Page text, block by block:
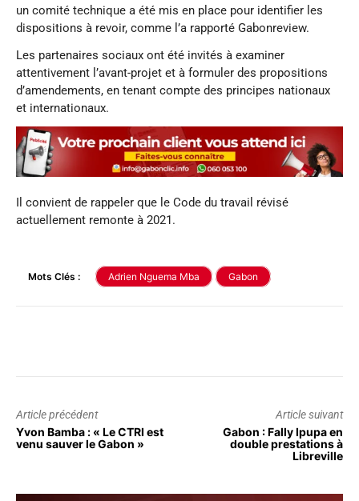
un comité technique a été mis en place pour identifier les
dispositions à revoir, comme l’a rapporté Gabonreview.
Les partenaires sociaux ont été invités à examiner
attentivement l’avant-projet et à formuler des propositions
d’amendements, en tenant compte des principes nationaux
et internationaux.
Il convient de rappeler que le Code du travail révisé
actuellement remonte à 2021.
Mots Clés : Adrien Nguema Mba Gabon
Article précédent
Yvon Bamba : « Le CTRI est
venu sauver le Gabon »
Article suivant
Gabon : Fally Ipupa en
double prestations à
Libreville